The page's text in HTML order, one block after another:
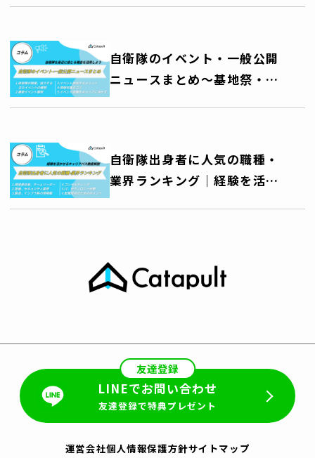
自衛隊のイベント・一般公開
ニュースまとめ～基地祭・艦
艇公開・訓練公開・音楽祭な
自衛隊出身者に人気の職種・
業界ランキング｜経験を活か
せるキャリアパス徹底解説
友達登録
LINEでお問い合わせ
友達登録で特典プレゼント
運営会社個人情報保護方針サイトマップ